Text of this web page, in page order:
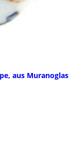
aus Muranoglas